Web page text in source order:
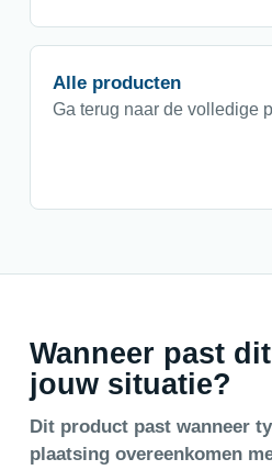
Alle producten
Ga terug naar de volledige
Wanneer past
jouw situatie?
Dit product past wanneer
plaatsing overeenkomen